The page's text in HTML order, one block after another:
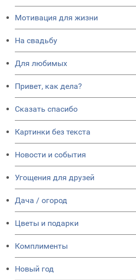
Мотивация для жизни
На свадьбу
Для любимых
Привет, как дела?
Сказать спасибо
Картинки без текста
Новости и события
Угощения для друзей
Дача / огород
Цветы и подарки
Комплименты
Новый год